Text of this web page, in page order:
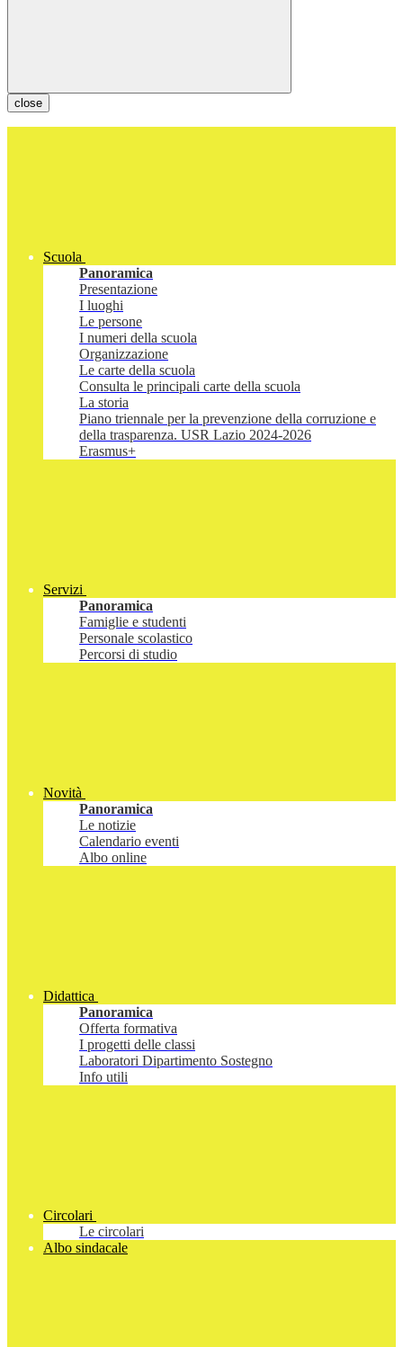
close
Scuola
Panoramica
Presentazione
I luoghi
Le persone
I numeri della scuola
Organizzazione
Le carte della scuola
Consulta le principali carte della scuola
La storia
Piano triennale per la prevenzione della corruzione e
della trasparenza. USR Lazio 2024-2026
Erasmus+
Servizi
Panoramica
Famiglie e studenti
Personale scolastico
Percorsi di studio
Novità
Panoramica
Le notizie
Calendario eventi
Albo online
Didattica
Panoramica
Offerta formativa
I progetti delle classi
Laboratori Dipartimento Sostegno
Info utili
Circolari
Le circolari
Albo sindacale